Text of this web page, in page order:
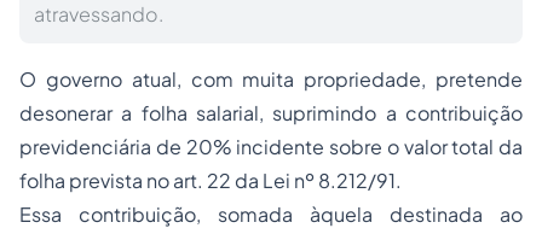
atravessando.
O governo atual, com muita propriedade, pretende
desonerar a folha salarial, suprimindo a contribuição
previdenciária de 20% incidente sobre o valor total da
folha prevista no art. 22 da Lei nº 8.212/91.
Essa contribuição, somada àquela destinada ao